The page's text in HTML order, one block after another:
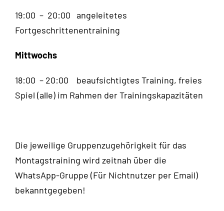
19:00 – 20:00 angeleitetes
Fortgeschrittenentraining
Mittwochs
18:00 – 20:00 beaufsichtigtes Training, freies
Spiel (alle) im Rahmen der Trainingskapazitäten
Die jeweilige Gruppenzugehörigkeit für das
Montagstraining wird zeitnah über die
WhatsApp-Gruppe (Für Nichtnutzer per Email)
bekanntgegeben!